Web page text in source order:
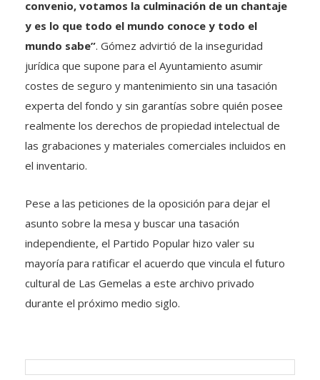
convenio, votamos la culminación de un chantaje
y es lo que todo el mundo conoce y todo el
mundo sabe”. Gómez advirtió de la inseguridad
jurídica que supone para el Ayuntamiento asumir
costes de seguro y mantenimiento sin una tasación
experta del fondo y sin garantías sobre quién posee
realmente los derechos de propiedad intelectual de
las grabaciones y materiales comerciales incluidos en
el inventario.
Pese a las peticiones de la oposición para dejar el
asunto sobre la mesa y buscar una tasación
independiente, el Partido Popular hizo valer su
mayoría para ratificar el acuerdo que vincula el futuro
cultural de Las Gemelas a este archivo privado
durante el próximo medio siglo.